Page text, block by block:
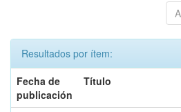
Resultados por ítem:
Fecha de
publicación
Título